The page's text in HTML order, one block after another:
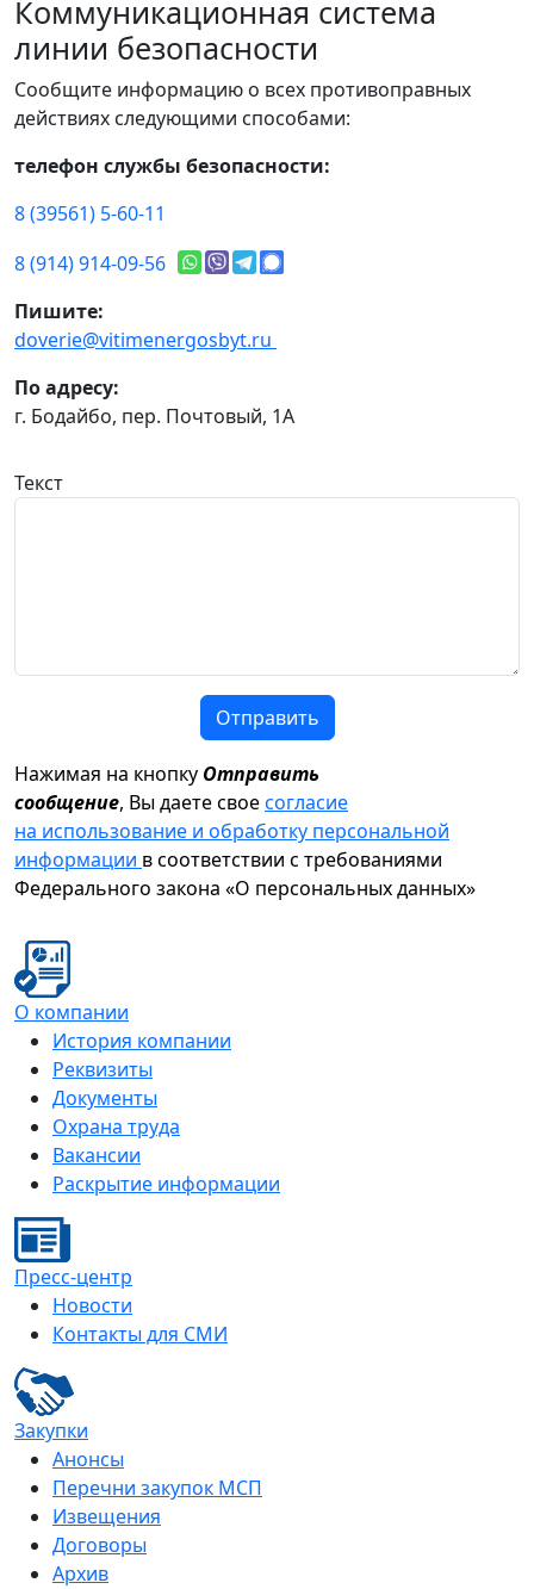
Коммуникационная система
линии безопасности
Сообщите информацию о всех противоправных
действиях следующими способами:
телефон службы безопасности:
8 (39561) 5-60-11
8 (914) 914-09-56
Пишите:
doverie@vitimenergosbyt.ru
По адресу:
г. Бодайбо, пер. Почтовый, 1А
Текст
Отправить
Нажимая на кнопку Отправить
сообщение, Вы даете своесогласие
на использование и обработку персональной
информации в соответствии с требованиями
Федерального закона «О персональных данных»
О компании
История компании
Реквизиты
Документы
Охрана труда
Вакансии
Раскрытие информации
Пресс-центр
Новости
Контакты для СМИ
Закупки
Анонсы
Перечни закупок МСП
Извещения
Договоры
Архив